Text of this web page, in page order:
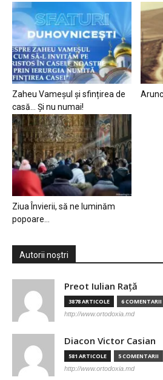
Zaheu Vameșul și sfințirea de
casă… Și nu numai!
Ziua Învierii, să ne luminăm
popoare…
Autorii noștri
Preot Iulian Raţă
3878 ARTICOLE 6 COMENTARII
http://www.ortodoxia.md
Diacon Victor Casian
581 ARTICOLE 5 COMENTARII
http://www.ortodoxia.md